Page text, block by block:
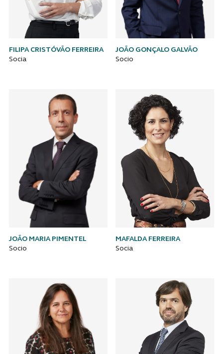
FILIPA CRISTÓVÃO FERREIRA
Socia
JOÃO GONÇALO GALVÃO
Socio
JOÃO MARIA PIMENTEL
Socio
MAFALDA FERREIRA
Socia